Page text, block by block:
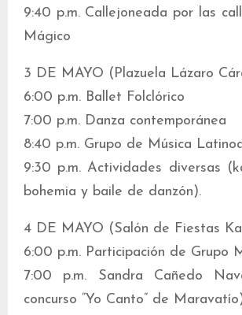
9:40 p.m. Callejoneada por las
Mágico
3 DE MAYO (Plazuela Lázaro
6:00 p.m. Ballet Folclórico
7:00 p.m. Danza contemporánea
8:40 p.m. Grupo de Música
9:30 p.m. Actividades diversas
bohemia y baile de danzón).
4 DE MAYO (Salón de Fiestas
6:00 p.m. Participación de Grupo
7:00 p.m. Sandra Cañedo
concurso “Yo Canto” de